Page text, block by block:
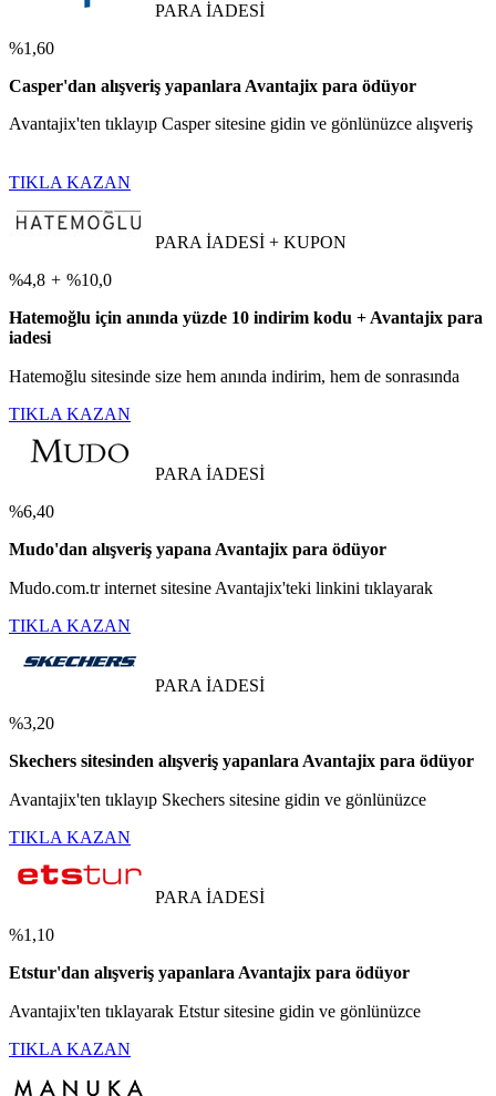
PARA İADESİ
%1,60
Casper'dan alışveriş yapanlara Avantajix para ödüyor
Avantajix'ten tıklayıp Casper sitesine gidin ve gönlünüzce alışveriş
TIKLA KAZAN
PARA İADESİ + KUPON
%4,8 + %10,0
Hatemoğlu için anında yüzde 10 indirim kodu + Avantajix para
iadesi
Hatemoğlu sitesinde size hem anında indirim, hem de sonrasında
TIKLA KAZAN
PARA İADESİ
%6,40
Mudo'dan alışveriş yapana Avantajix para ödüyor
Mudo.com.tr internet sitesine Avantajix'teki linkini tıklayarak
TIKLA KAZAN
PARA İADESİ
%3,20
Skechers sitesinden alışveriş yapanlara Avantajix para ödüyor
Avantajix'ten tıklayıp Skechers sitesine gidin ve gönlünüzce
TIKLA KAZAN
PARA İADESİ
%1,10
Etstur'dan alışveriş yapanlara Avantajix para ödüyor
Avantajix'ten tıklayarak Etstur sitesine gidin ve gönlünüzce
TIKLA KAZAN